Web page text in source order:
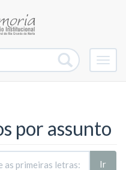
por assunto
Ir